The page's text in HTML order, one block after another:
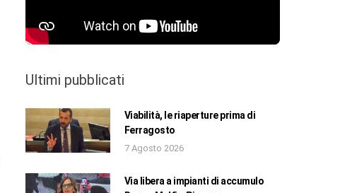
Ultimi pubblicati
Viabilità, le riaperture prima di
Ferragosto
7 Agosto 2026
Via libera a impianti di accumulo